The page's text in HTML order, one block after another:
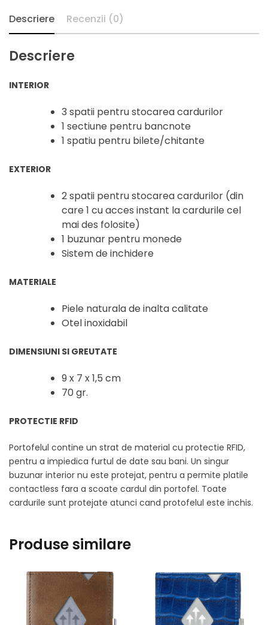
Descriere Recenzii (0)
Descriere
INTERIOR
3 spatii pentru stocarea cardurilor
1 sectiune pentru bancnote
1 spatiu pentru bilete/chitante
EXTERIOR
2 spatii pentru stocarea cardurilor (din
care 1 cu acces instant la cardurile cel
mai des folosite)
1 buzunar pentru monede
Sistem de inchidere
MATERIALE
Piele naturala de inalta calitate
Otel inoxidabil
DIMENSIUNI SI GREUTATE
9 x 7 x 1,5 cm
70 gr.
PROTECTIE RFID
Portofelul contine un strat de material cu protectie RFID,
pentru a impiedica furtul de date sau bani. Un singur
buzunar interior nu este protejat, pentru a permite platile
contactless fara a scoate cardul din portofel. Toate
cardurile sunt protejate atunci cand protofelul este inchis.
Produse similare